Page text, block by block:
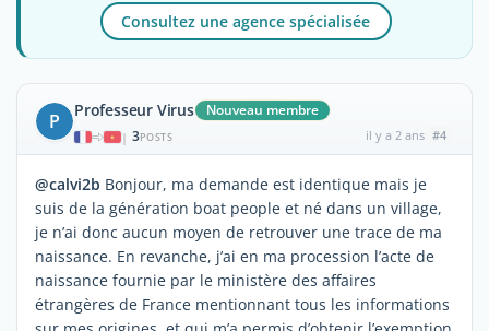
Consultez une agence spécialisée
P Professeur Virus Nouveau membre
| 3POSTS il y a 2 ans #4
@calvi2b Bonjour, ma demande est identique mais je
suis de la génération boat people et né dans un village,
je n’ai donc aucun moyen de retrouver une trace de ma
naissance. En revanche, j’ai en ma procession l’acte de
naissance fournie par le ministère des affaires
étrangères de France mentionnant tous les informations